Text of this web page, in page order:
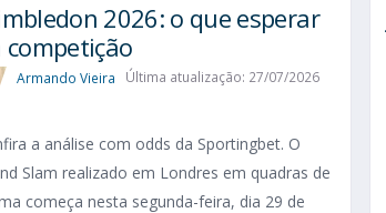
2026: o que esperar
competição
Armando Vieira Última atualização: 27/07/2026
a análise com odds da Sportingbet. O
Slam realizado em Londres em quadras de
começa nesta segunda-feira, dia 29 de